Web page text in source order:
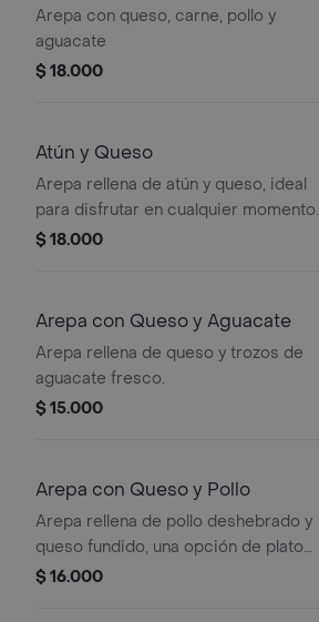
Aguacate
Arepa con queso, carne, pollo y
aguacate
$ 18.000
Atún y Queso
Arepa rellena de atún y queso, ideal
para disfrutar en cualquier momento.
$ 18.000
Arepa con Queso y Aguacate
Arepa rellena de queso y trozos de
aguacate fresco.
$ 15.000
Arepa con Queso y Pollo
Arepa rellena de pollo deshebrado y
queso fundido, una opción de plato
principal.
$ 16.000